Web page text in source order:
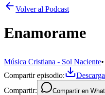
Volver al Podcast
Enamorame
Música Cristiana - Sol Naciente•
Compartir episodio:
Compartir:
Compartir en